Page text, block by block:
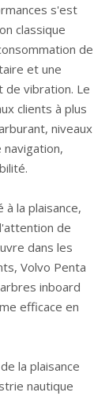
s'est
classique
de
et une
de vibration. Le
clients à plus
niveaux
la plaisance,
de
dans les
Volvo Penta
inboard
efficace en
la plaisance
nautique